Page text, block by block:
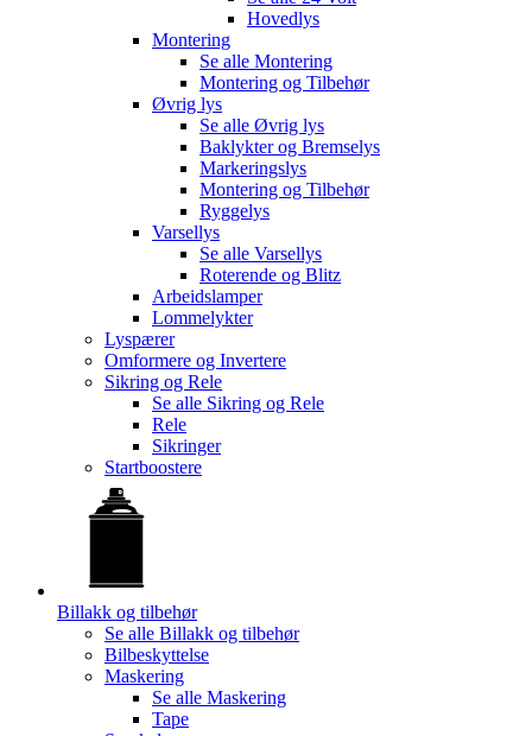
Hovedlys
Montering
Se alle Montering
Montering og Tilbehør
Øvrig lys
Se alle Øvrig lys
Baklykter og Bremselys
Markeringslys
Montering og Tilbehør
Ryggelys
Varsellys
Se alle Varsellys
Roterende og Blitz
Arbeidslamper
Lommelykter
Lyspærer
Omformere og Invertere
Sikring og Rele
Se alle Sikring og Rele
Rele
Sikringer
Startboostere
Billakk og tilbehør
Se alle Billakk og tilbehør
Bilbeskyttelse
Maskering
Se alle Maskering
Tape